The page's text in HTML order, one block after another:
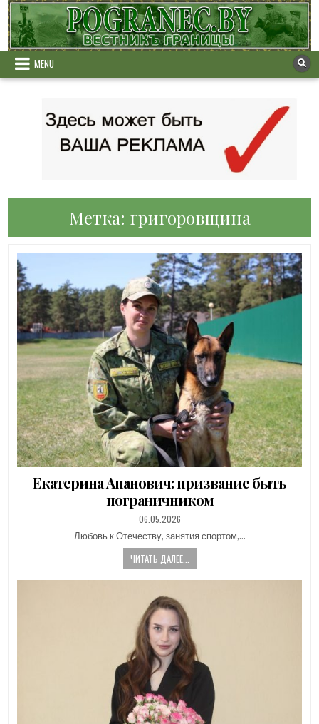
Skip
to
content
MENU
Метка: григоровщина
Екатерина Апанович: призвание быть
пограничником
PUBLISHED
DATE:
06.05.2026
Любовь к Отечеству, занятия спортом,…
ЧИТАТЬ ДАЛЕЕ...